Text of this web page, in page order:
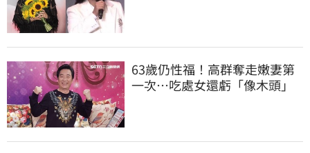
63歲仍性福！高群奪走嫩妻第
一次…吃處女還虧「像木頭」